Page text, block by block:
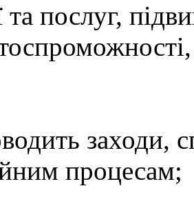
та послуг,
заходи,
процесам;